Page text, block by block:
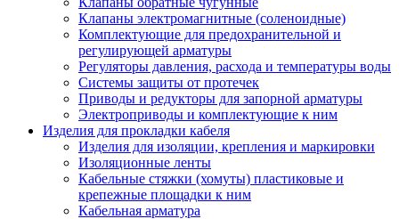
Клапаны электромагнитные (соленоидные)
Комплектующие для предохранительной и
регулирующей арматуры
Регуляторы давления, расхода и температуры воды
Системы защиты от протечек
Приводы и редукторы для запорной арматуры
Электроприводы и комплектующие к ним
Изделия для прокладки кабеля
Изделия для изоляции, крепления и маркировки
Изоляционные ленты
Кабельные стяжки (хомуты) пластиковые и
крепежные площадки к ним
Кабельная арматура